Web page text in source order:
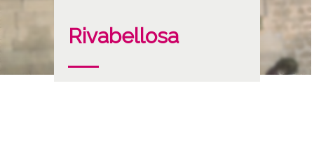
Rivabellosa